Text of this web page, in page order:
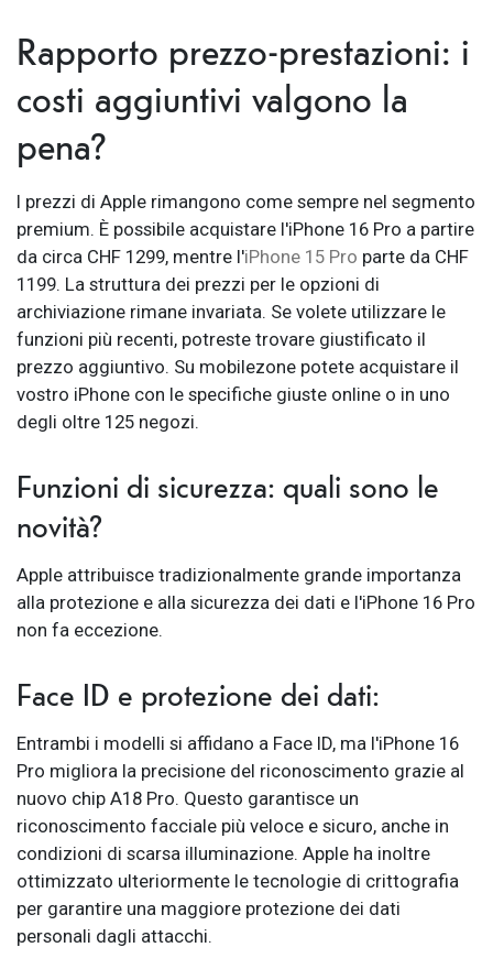
Rapporto prezzo-prestazioni: i
costi aggiuntivi valgono la
pena?
I prezzi di Apple rimangono come sempre nel segmento
premium. È possibile acquistare l'iPhone 16 Pro a partire
da circa CHF 1299, mentre l'iPhone 15 Pro parte da CHF
1199. La struttura dei prezzi per le opzioni di
archiviazione rimane invariata. Se volete utilizzare le
funzioni più recenti, potreste trovare giustificato il
prezzo aggiuntivo. Su mobilezone potete acquistare il
vostro iPhone con le specifiche giuste online o in uno
degli oltre 125 negozi.
Funzioni di sicurezza: quali sono le
novità?
Apple attribuisce tradizionalmente grande importanza
alla protezione e alla sicurezza dei dati e l'iPhone 16 Pro
non fa eccezione.
Face ID e protezione dei dati:
Entrambi i modelli si affidano a Face ID, ma l'iPhone 16
Pro migliora la precisione del riconoscimento grazie al
nuovo chip A18 Pro. Questo garantisce un
riconoscimento facciale più veloce e sicuro, anche in
condizioni di scarsa illuminazione. Apple ha inoltre
ottimizzato ulteriormente le tecnologie di crittografia
per garantire una maggiore protezione dei dati
personali dagli attacchi.